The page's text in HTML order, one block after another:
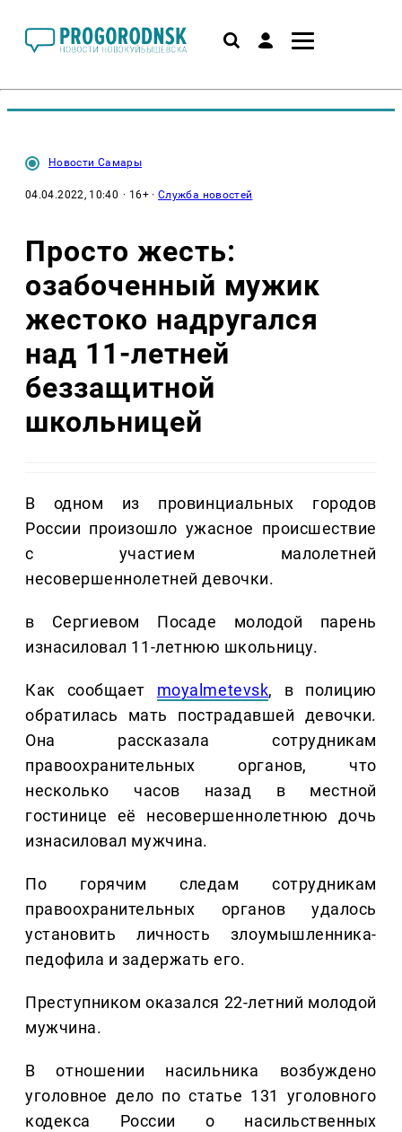
Новости Самары
04.04.2022, 10:40 · 16+ ·Служба новостей
Просто жесть:
озабоченный мужик
жестоко надругался
над 11-летней
беззащитной
школьницей
В одном из провинциальных городов
России произошло ужасное происшествие
с участием малолетней
несовершеннолетней девочки.
в Сергиевом Посаде молодой парень
изнасиловал 11-летнюю школьницу.
Как сообщает moyalmetevsk, в полицию
обратилась мать пострадавшей девочки.
Она рассказала сотрудникам
правоохранительных органов, что
несколько часов назад в местной
гостинице её несовершеннолетнюю дочь
изнасиловал мужчина.
По горячим следам сотрудникам
правоохранительных органов удалось
установить личность злоумышленника-
педофила и задержать его.
Преступником оказался 22-летний молодой
мужчина.
В отношении насильника возбуждено
уголовное дело по статье 131 уголовного
кодекса России о насильственных